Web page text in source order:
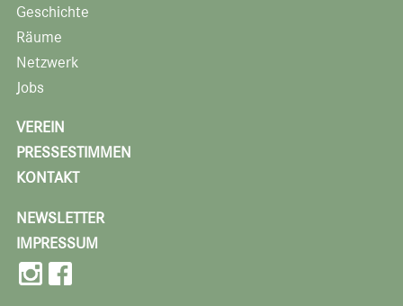
Geschichte
Räume
Netzwerk
Jobs
VEREIN
PRESSESTIMMEN
KONTAKT
NEWSLETTER
IMPRESSUM